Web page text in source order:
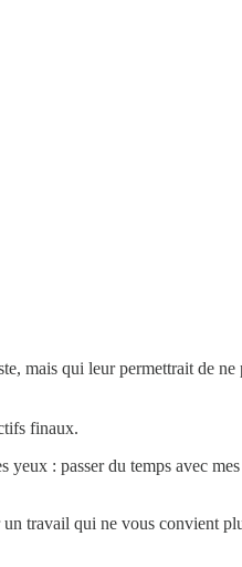
mais qui leur permettrait de
finaux.
: passer du temps avec
travail qui ne vous convient